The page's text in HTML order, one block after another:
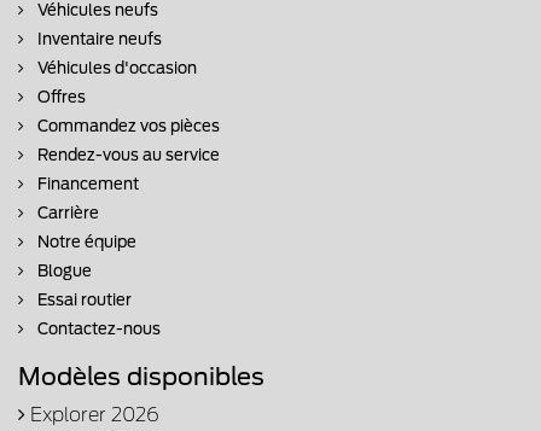
Véhicules neufs
Inventaire neufs
Véhicules d'occasion
Offres
Commandez vos pièces
Rendez-vous au service
Financement
Carrière
Notre équipe
Blogue
Essai routier
Contactez-nous
Modèles disponibles
Explorer 2026